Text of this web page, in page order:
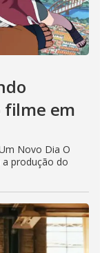
filme em
Novo Dia O
produção do